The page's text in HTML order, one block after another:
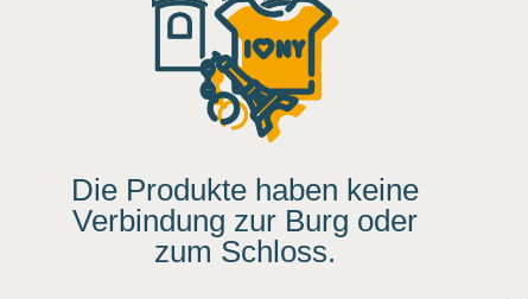
Die Produkte haben keine
Verbindung zur Burg oder
zum Schloss.